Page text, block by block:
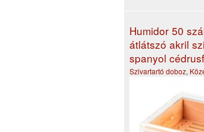
Humidor 50
átlátszó akril
spanyol
Szivartartó doboz,